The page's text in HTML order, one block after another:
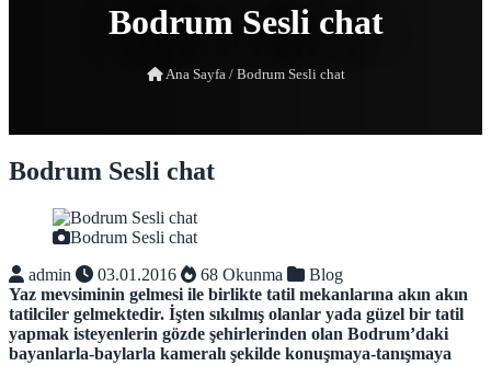
Bodrum Sesli chat
Ana Sayfa /Bodrum Sesli chat
Bodrum Sesli chat
Bodrum Sesli chat
admin
03.01.2016 68 Okunma
Blog
Yaz mevsiminin gelmesi ile birlikte tatil mekanlarına akın akın
tatilciler gelmektedir. İşten sıkılmış olanlar yada güzel bir tatil
yapmak isteyenlerin gözde şehirlerinden olan Bodrum’daki
bayanlarla-baylarla kameralı şekilde konuşmaya-tanışmaya